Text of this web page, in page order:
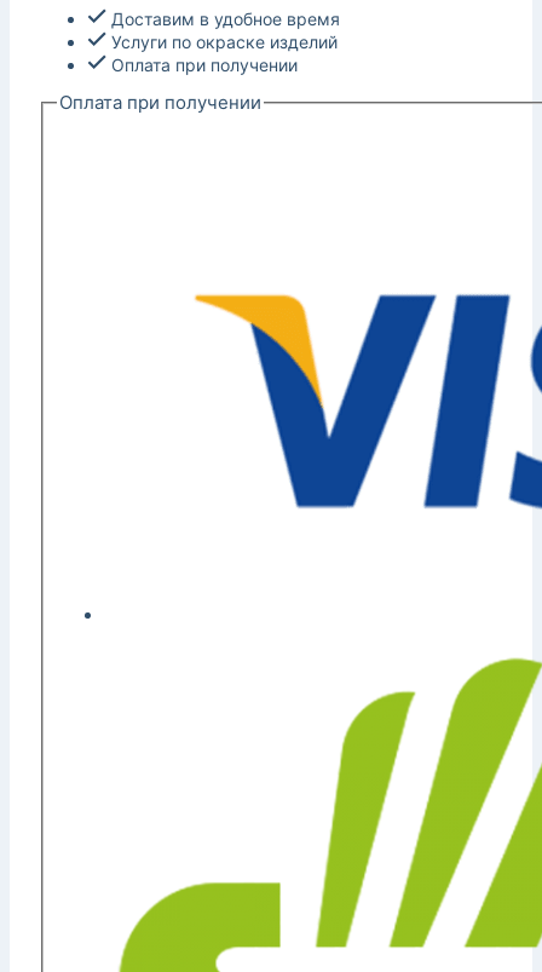
Доставим в удобное время
Услуги по окраске изделий
Оплата при получении
Оплата при получении